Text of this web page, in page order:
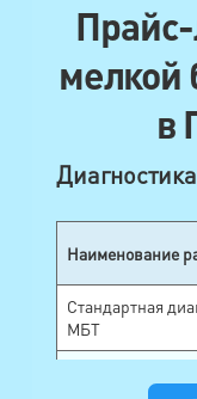
мелкой
в
Наименование
Стандартная
МБТ